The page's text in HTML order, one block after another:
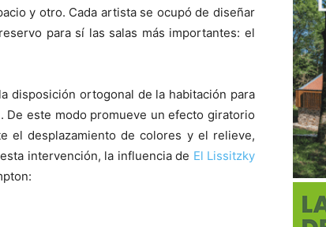
y otro. Cada artista se ocupó de diseñar
para sí las salas más importantes: el
disposición ortogonal de la habitación para
De este modo promueve un efecto giratorio
el desplazamiento de colores y el relieve,
intervención, la influencia de El Lissitzky